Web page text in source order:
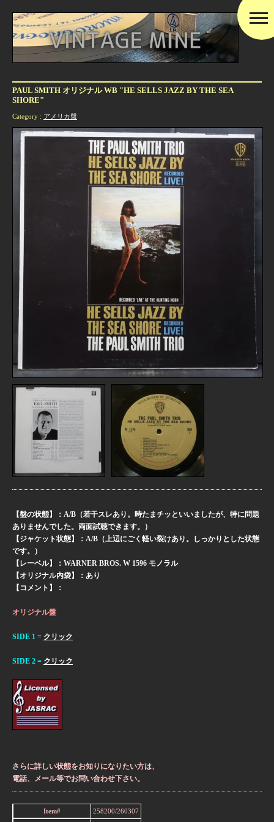
PAUL SMITH オリジナル WB "HE SELLS JAZZ BY THE SEA
SHORE"
Category : アメリカ盤
【盤の状態】：A/B（若干スレあり。時たまチッといいましたが、特に問題
ありませんでした。両面試聴できます。）
【ジャケット状態】：A/B（上辺にごく軽い裂けあり。しっかりとした状態
です。）
【レーベル】：WARNER BROS. W 1596 モノラル
【オリジナル内袋】：あり
【コメント】：
オリジナル盤
SIDE 1 = クリック
SIDE 2 = クリック
さらに詳しい状態をお知りになりたい方は、
電話、メール等でお問い合わせ下さい。
Item# 258200/260307